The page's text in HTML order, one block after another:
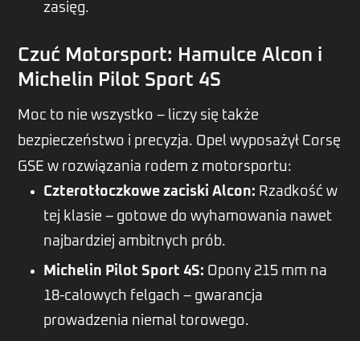
zasięg.
Czuć Motorsport: Hamulce Alcon i
Michelin Pilot Sport 4S
Moc to nie wszystko – liczy się także
bezpieczeństwo i precyzja. Opel wyposażył Corsę
GSE w rozwiązania rodem z motorsportu:
Czterotłoczkowe zaciski Alcon: Rzadkość w
tej klasie – gotowe do wyhamowania nawet
najbardziej ambitnych prób.
Michelin Pilot Sport 4S: Opony 215 mm na
18-calowych felgach – gwarancja
prowadzenia niemal torowego.